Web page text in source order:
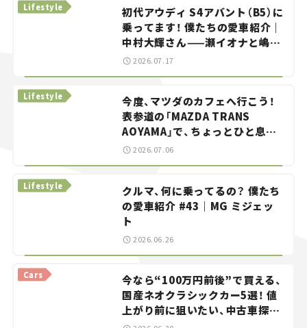
初代アウディ S4アバント（B5）に
乗ってます！ 僕たちの愛車紹介｜
中村大輝さん——瀬イオナと嶋田
智之の「クルマでざっくばらんば
Lifestyle
2026.07.17
今度、マツダのカフェへ行こう！
表参道の「MAZDA TRANS
AOYAMA」で、ちょっとひと息。
——連載｜CCGとクルマでどうす
Lifestyle
2026.07.06
クルマ、何に乗ってるの？ 僕たち
の愛車紹介 #43｜MG ミジェッ
ト
Lifestyle
2026.06.26
今なら“100万円前後”で買える、
国産ネオクラシックカー5選！ 値
上がり前に狙いたい、中古車探し
をお手伝い――ちょっとイケてるマ
Cars